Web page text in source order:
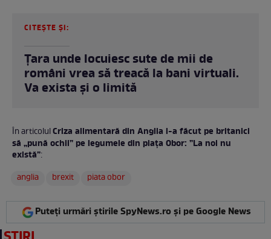
CITEȘTE ȘI:
Țara unde locuiesc sute de mii de
români vrea să treacă la bani virtuali.
Va exista și o limită
În articolulCriza alimentară din Anglia i-a făcut pe britanici
să „pună ochii” pe legumele din piața Obor: ”La noi nu
există”:
anglia
brexit piata obor
Puteți urmări știrile SpyNews.ro și pe Google News